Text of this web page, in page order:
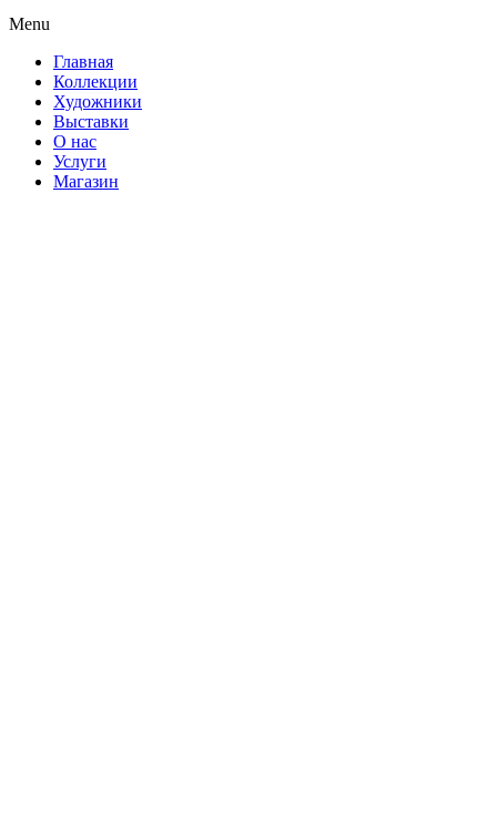
Menu
Главная
Коллекции
Художники
Выставки
О нас
Услуги
Магазин